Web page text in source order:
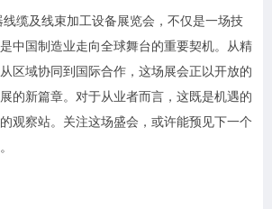
缆及线束加工设备展览会，不仅是一场技
中国制造业走向全球舞台的重要契机。从精
区域协同到国际合作，这场展会正以开放的
的新篇章。对于从业者而言，这既是机遇的
观察站。关注这场盛会，或许能预见下一个